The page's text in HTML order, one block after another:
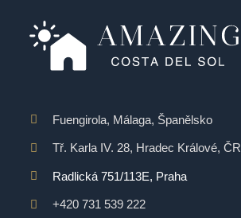
Fuengirola, Málaga, Španělsko
Tř. Karla IV. 28, Hradec Králové, ČR
Radlická 751/113E, Praha
+420 731 539 222